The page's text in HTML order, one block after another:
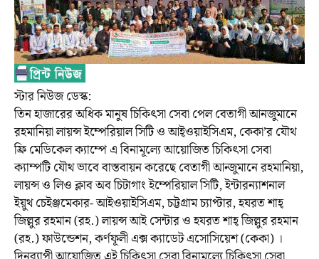
স্টার নিউজ ডেস্ক:
তিন হাজারের অধিক মানুষ চিকিৎসা সেবা পেল বেতাগী আনজুমানে
রহমানিয়া লায়ন্স ইম্পেরিয়াল সিটি ও আই্ওয়াইসিএম, কেকা’র যৌথ
ফ্রি মেডিকেল ক্যাম্পে এ বিনামূল্যে আয়োজিত চিকিৎসা সেবা
ক্যাম্পটি যৌথ ভাবে বাস্তবায়ন করেছে বেতাগী আন্জুমানে রহমানিয়া,
লায়ন্স ও লিও ক্লাব অব চিটাগাং ইম্পেরিয়াল সিটি, ইন্টারন্যাশনাল
ইয়ুথ চেইঞ্জমেকার- আইওয়াইসিএম, চট্টগ্রাম চ্যাপ্টার, হযরত শাহ্
জিল্লুর রহমান (রহ.) লায়ন্স আই সেন্টার ও হযরত শাহ্ জিল্লুর রহমান
(রহ.) ফাউন্ডেশন, কর্ণফূলী এক্স ক্যাডেট এসোসিয়েশ (কেকা) ।